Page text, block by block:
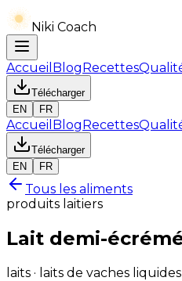
Niki Coach
Accueil BlogRecettes
Télécharger
EN
FR
Accueil BlogRecettes
Télécharger
EN
FR
Tous les aliments
produits laitiers
Lait demi-
laits · laits de vaches